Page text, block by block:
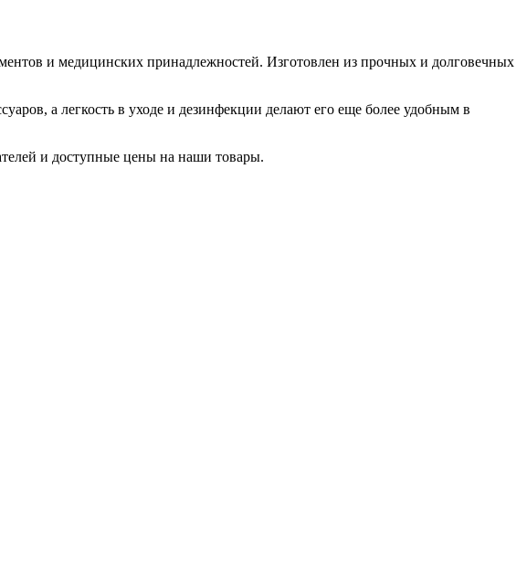
и медицинских принадлежностей. Изготовлен из прочных и долговечных
а легкость в уходе и дезинфекции делают его еще более удобным в
и доступные цены на наши товары.